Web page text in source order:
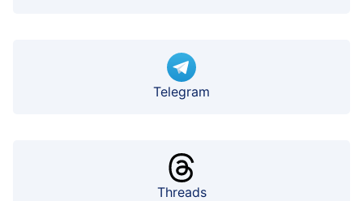
Telegram
Threads